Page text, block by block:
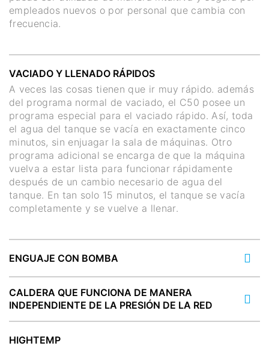
empleados nuevos o por personal que cambia con
frecuencia.
VACIADO Y LLENADO RÁPIDOS
A veces las cosas tienen que ir muy rápido. además
del programa normal de vaciado, el C50 posee un
programa especial para el vaciado rápido. Así, toda
el agua del tanque se vacía en exactamente cinco
minutos, sin enjuagar la sala de máquinas. Otro
programa adicional se encarga de que la máquina
vuelva a estar lista para funcionar rápidamente
después de un cambio necesario de agua del
tanque. En tan solo 15 minutos, el tanque se vacía
completamente y se vuelve a llenar.
ENGUAJE CON BOMBA
CALDERA QUE FUNCIONA DE MANERA
INDEPENDIENTE DE LA PRESIÓN DE LA RED
HIGHTEMP